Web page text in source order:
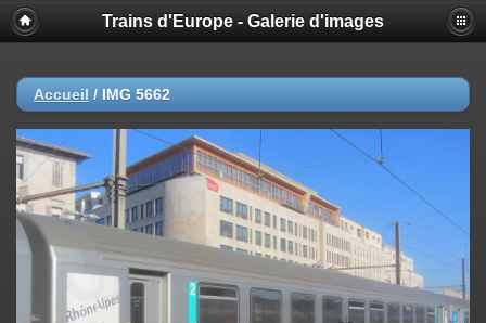
Trains d'Europe - Galerie d'images
Accueil / IMG 5662